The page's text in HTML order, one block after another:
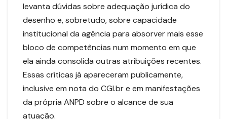
levanta dúvidas sobre adequação jurídica do
desenho e, sobretudo, sobre capacidade
institucional da agência para absorver mais esse
bloco de competências num momento em que
ela ainda consolida outras atribuições recentes.
Essas críticas já apareceram publicamente,
inclusive em nota do CGI.br e em manifestações
da própria ANPD sobre o alcance de sua
atuação.